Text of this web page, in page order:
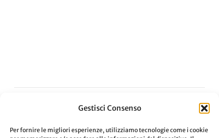
Gestisci Consenso
Per fornire le migliori esperienze, utilizziamo tecnologie come i cookie
Navigazione